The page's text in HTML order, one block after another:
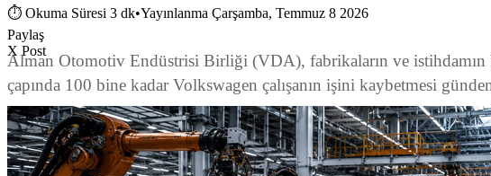
⏱ Okuma Süresi 3 dk•Yayınlanma Çarşamba, Temmuz 8 2026
Paylaş
X Post
Alman Otomotiv Endüstrisi Birliği (VDA), fabrikaların ve istihdamın
çapında 100 bine kadar Volkswagen çalışanın işini kaybetmesi